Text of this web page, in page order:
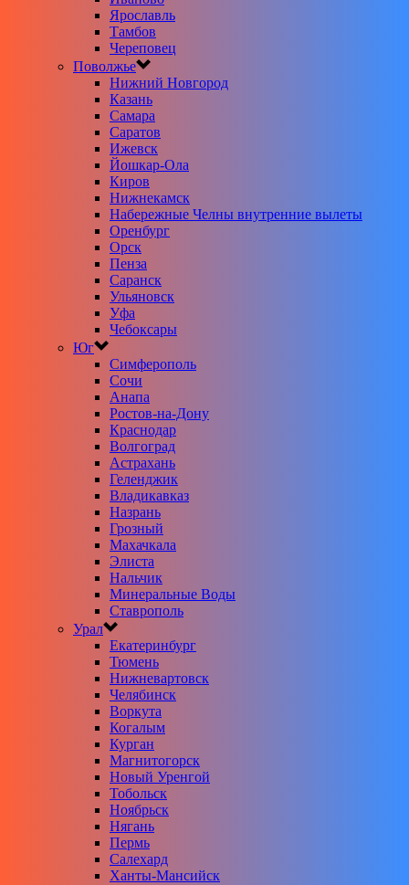
Ярославль
Тамбов
Череповец
Поволжье
Нижний Новгород
Казань
Самара
Саратов
Ижевск
Йошкар-Ола
Киров
Нижнекамск
Набережные Челны внутренние вылеты
Оренбург
Орск
Пенза
Саранск
Ульяновск
Уфа
Чебоксары
Юг
Симферополь
Сочи
Анапа
Ростов-на-Дону
Краснодар
Волгоград
Астрахань
Геленджик
Владикавказ
Назрань
Грозный
Махачкала
Элиста
Нальчик
Минеральные Воды
Ставрополь
Урал
Екатеринбург
Тюмень
Нижневартовск
Челябинск
Воркута
Когалым
Курган
Магнитогорск
Новый Уренгой
Тобольск
Ноябрьск
Нягань
Пермь
Салехард
Ханты-Мансийск